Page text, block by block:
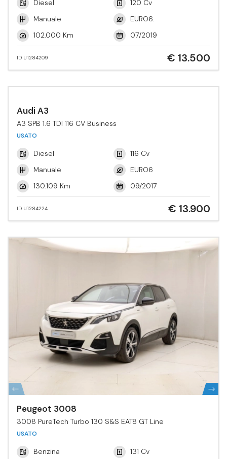
Diesel
120 Cv
Manuale
EURO6.
102.000 Km
07/2019
ID U1284209 € 13.500
Audi A3
A3 SPB 1.6 TDI 116 CV Business
USATO
Diesel
116 Cv
Manuale
EURO6
130.109 Km
09/2017
ID U1284224 € 13.900
Peugeot 3008
3008 PureTech Turbo 130 S&S EAT8 GT Line
USATO
Benzina
131 Cv